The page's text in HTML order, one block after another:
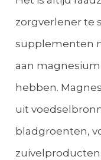
zorgverlener te
supplementen
aan
hebben.
uit
bladgroenten,
zuivelproducten.